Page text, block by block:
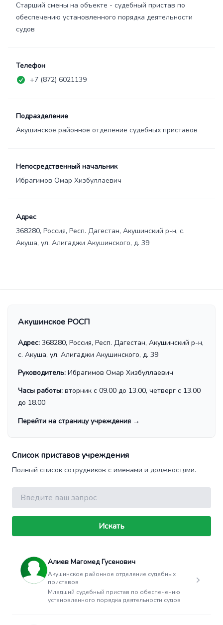
Старший смены на объекте - судебный пристав по
обеспечению установленного порядка деятельности
судов
Телефон
+7 (872) 6021139
Подразделение
Акушинское районное отделение судебных приставов
Непосредственный начальник
Ибрагимов Омар Хизбуллаевич
Адрес
368280, Россия, Респ. Дагестан, Акушинский р-н, с.
Акуша, ул. Алигаджи Акушинского, д. 39
Акушинское РОСП
Адрес: 368280, Россия, Респ. Дагестан, Акушинский р-н,
с. Акуша, ул. Алигаджи Акушинского, д. 39
Руководитель: Ибрагимов Омар Хизбуллаевич
Часы работы: вторник с 09.00 до 13.00, четверг с 13.00
до 18.00
Перейти на страницу учреждения →
Список приставов учреждения
Полный список сотрудников с именами и должностями.
Поиск
Искать
Алиев Магомед Гусенович
Акушинское районное отделение судебных
приставов
Младший судебный пристав по обеспечению
установленного порядка деятельности судов